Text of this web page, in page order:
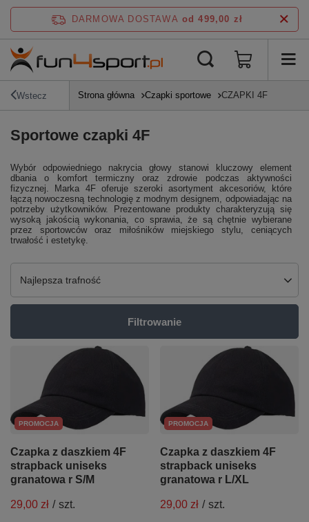
DARMOWA DOSTAWA od 499,00 zł
Wstecz Strona główna Czapki sportowe CZAPKI 4F
Sportowe czapki 4F
Wybór odpowiedniego nakrycia głowy stanowi kluczowy element
dbania o komfort termiczny oraz zdrowie podczas aktywności
fizycznej. Marka 4F oferuje szeroki asortyment akcesoriów, które
łączą nowoczesną technologię z modnym designem, odpowiadając na
potrzeby użytkowników. Prezentowane produkty charakteryzują się
wysoką jakością wykonania, co sprawia, że są chętnie wybierane
przez sportowców oraz miłośników miejskiego stylu, ceniących
trwałość i estetykę.
Zmień sortowanie
Najlepsza trafność
Filtrowanie
PROMOCJA
Czapka z daszkiem 4F
strapback uniseks
granatowa r S/M
29,00 zł / szt.
PROMOCJA
Czapka z daszkiem 4F
strapback uniseks
granatowa r L/XL
29,00 zł / szt.